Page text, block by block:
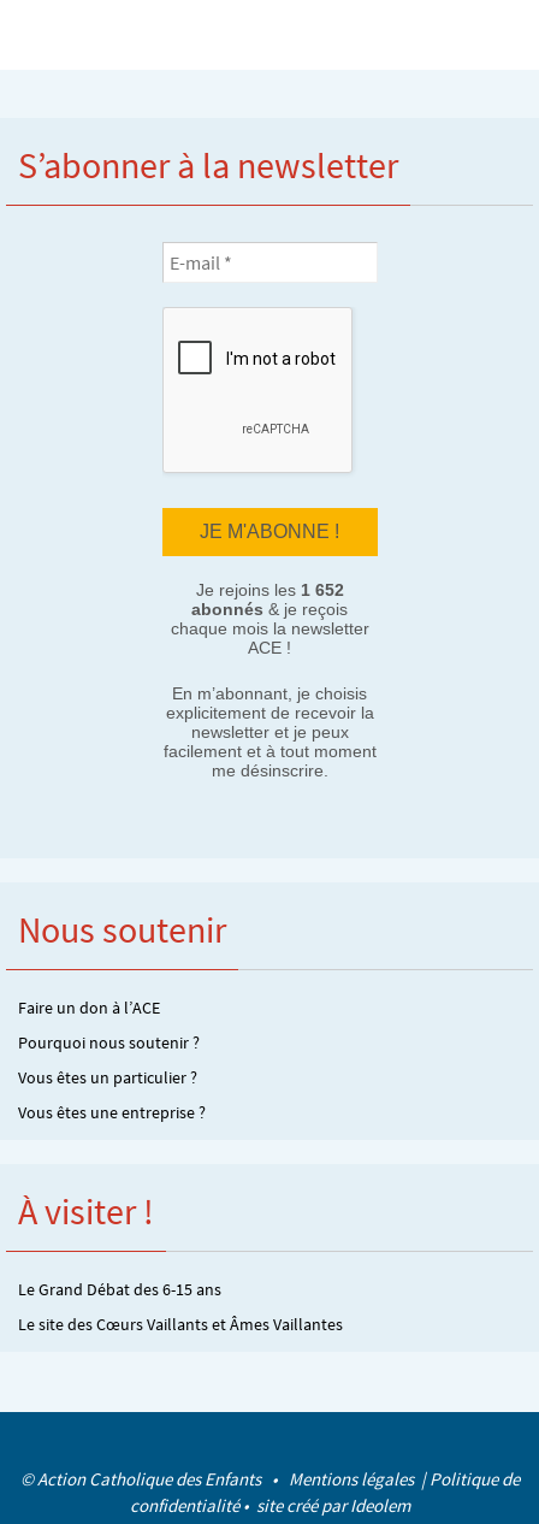
S’abonner à la newsletter
Je rejoins les 1 652
abonnés & je reçois
chaque mois la newsletter
ACE !
En m’abonnant, je choisis
explicitement de recevoir la
newsletter et je peux
facilement et à tout moment
me désinscrire.
Nous soutenir
Faire un don à l’ACE
Pourquoi nous soutenir ?
Vous êtes un particulier ?
Vous êtes une entreprise ?
À visiter !
Le Grand Débat des 6-15 ans
Le site des Cœurs Vaillants et Âmes Vaillantes
© Action Catholique des Enfants • Mentions légales |Politique de
confidentialité• site créé parIdeolem